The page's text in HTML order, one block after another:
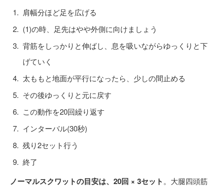
肩幅分ほど足を広げる
(1)の時、足先はやや外側に向けましょう
背筋をしっかりと伸ばし、息を吸いながらゆっくりと下
げていく
太ももと地面が平行になったら、少しの間止める
その後ゆっくりと元に戻す
この動作を20回繰り返す
インターバル(30秒)
残り2セット行う
終了
ノーマルスクワットの目安は、20回 × 3セット。大腿四頭筋